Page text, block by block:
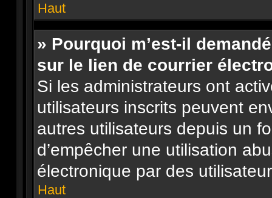
Haut
» Pourquoi m’est-il
sur le lien de courrier
Si les administrateurs ont
utilisateurs inscrits peuvent
autres utilisateurs depuis un
d’empêcher une utilisation
électronique par des
Haut